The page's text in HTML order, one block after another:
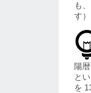
も
す）
陽
と
を